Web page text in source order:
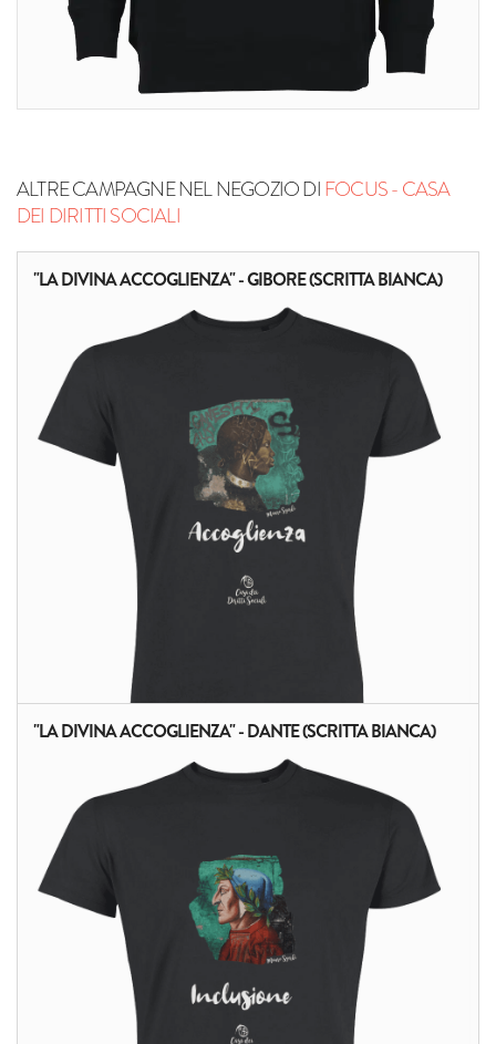
ALTRE CAMPAGNE NEL NEGOZIO DIFOCUS - CASA
DEI DIRITTI SOCIALI
"LA DIVINA ACCOGLIENZA" - GIBORE (SCRITTA BIANCA)
ALTRI PRODOTTI:
"LA DIVINA ACCOGLIENZA" - DANTE (SCRITTA BIANCA)